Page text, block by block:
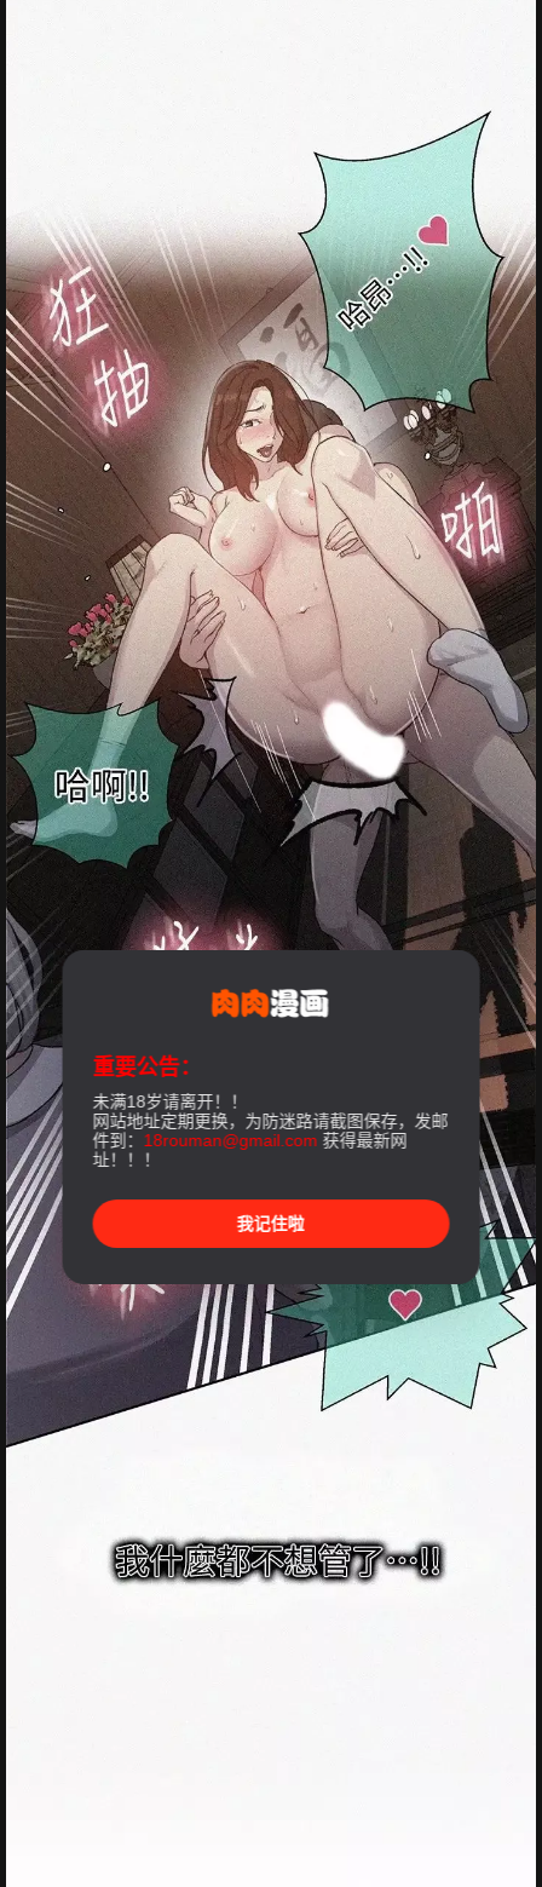
重要公告：
未满18岁请离开！！
网站地址定期更换，为防迷路请截图保存，发邮
件到： 18rouman@gmail.com 获得最新网
址！！！
我记住啦